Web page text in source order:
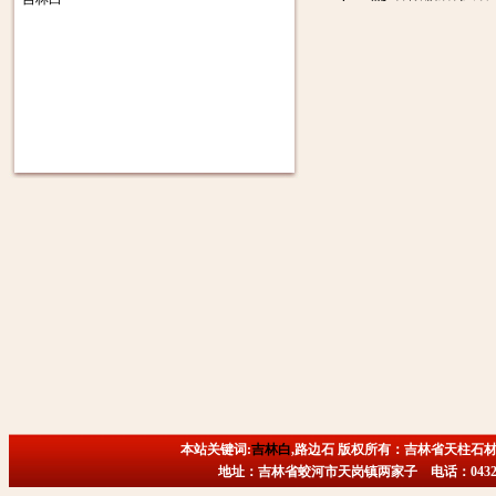
本站关键词:吉林白,路边石 版权所有：吉林省天柱石
地址：吉林省蛟河市天岗镇两家子 电话：